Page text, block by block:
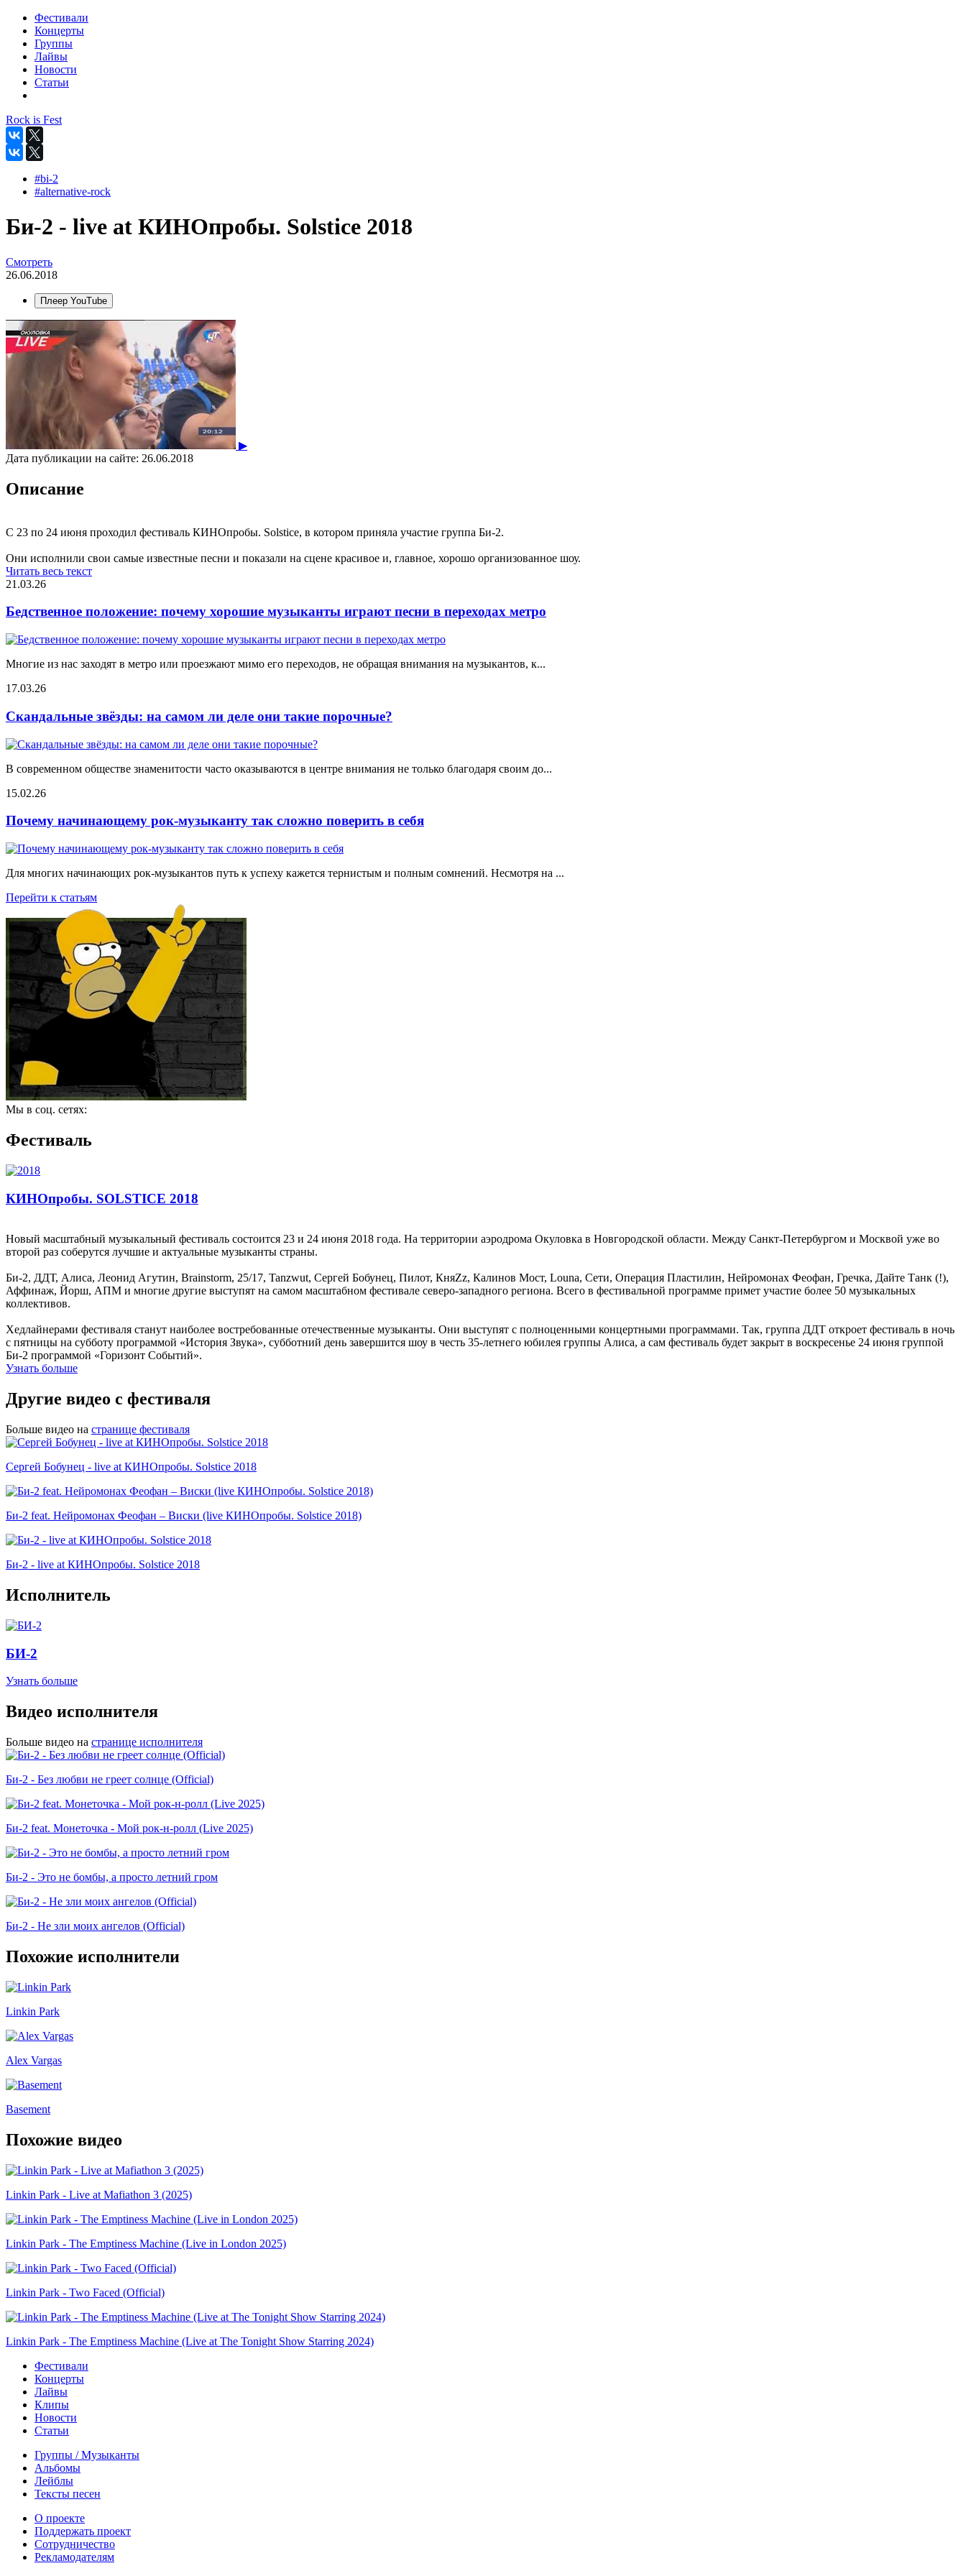
Фестивали
Концерты
Группы
Лайвы
Новости
Статьи
Rock is Fest
#bi-2
#alternative-rock
Би-2 - live at КИНОпробы. Solstice 2018
Смотреть
26.06.2018
Плеер YouTube
▶
Дата публикации на сайте: 26.06.2018
Описание
С 23 по 24 июня проходил фестиваль КИНОпробы. Solstice, в котором приняла участие группа Би-2.
Они исполнили свои самые известные песни и показали на сцене красивое и, главное, хорошо организованное шоу.
Читать весь текст
21.03.26
Бедственное положение: почему хорошие музыканты играют песни в переходах метро
Многие из нас заходят в метро или проезжают мимо его переходов, не обращая внимания на музыкантов, к...
17.03.26
Скандальные звёзды: на самом ли деле они такие порочные?
В современном обществе знаменитости часто оказываются в центре внимания не только благодаря своим до...
15.02.26
Почему начинающему рок-музыканту так сложно поверить в себя
Для многих начинающих рок-музыкантов путь к успеху кажется тернистым и полным сомнений. Несмотря на ...
Перейти к статьям
Мы в соц. сетях:
Фестиваль
КИНОпробы. SOLSTICE 2018
Новый масштабный музыкальный фестиваль состоится 23 и 24 июня 2018 года. На территории аэродрома Окуловка в Новгородской области. Между Санкт-Петербургом и Москвой уже во
второй раз соберутся лучшие и актуальные музыканты страны.
Би-2, ДДТ, Алиса, Леонид Агутин, Brainstorm, 25/17, Tanzwut, Сергей Бобунец, Пилот, КняZz, Калинов Мост, Louna, Сети, Операция Пластилин, Нейромонах Феофан, Гречка, Дайте Танк (!),
Аффинаж, Йорш, АПМ и многие другие выступят на самом масштабном фестивале северо-западного региона. Всего в фестивальной программе примет участие более 50 музыкальных
коллективов.
Хедлайнерами фестиваля станут наиболее востребованные отечественные музыканты. Они выступят с полноценными концертными программами. Так, группа ДДТ откроет фестиваль в ночь
с пятницы на субботу программой «История Звука», субботний день завершится шоу в честь 35-летнего юбилея группы Алиса, а сам фестиваль будет закрыт в воскресенье 24 июня группой
Би-2 программой «Горизонт Событий».
Узнать больше
Другие видео с фестиваля
Больше видео на странице фестиваля
Сергей Бобунец - live at КИНОпробы. Solstice 2018
Би-2 feat. Нейромонах Феофан – Виски (live КИНОпробы. Solstice 2018)
Би-2 - live at КИНОпробы. Solstice 2018
Исполнитель
БИ-2
Узнать больше
Видео исполнителя
Больше видео на странице исполнителя
Би-2 - Без любви не греет солнце (Official)
Би-2 feat. Монеточка - Мой рок-н-ролл (Live 2025)
Би-2 - Это не бомбы, а просто летний гром
Би-2 - Не зли моих ангелов (Official)
Похожие исполнители
Linkin Park
Alex Vargas
Basement
Похожие видео
Linkin Park - Live at Mafiathon 3 (2025)
Linkin Park - The Emptiness Machine (Live in London 2025)
Linkin Park - Two Faced (Official)
Linkin Park - The Emptiness Machine (Live at The Tonight Show Starring 2024)
Фестивали
Концерты
Лайвы
Клипы
Новости
Статьи
Группы / Музыканты
Альбомы
Лейблы
Тексты песен
О проекте
Поддержать проект
Сотрудничество
Рекламодателям